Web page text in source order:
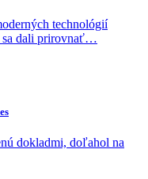
technológií
sa dali prirovnať…
dokladmi, doľahol na